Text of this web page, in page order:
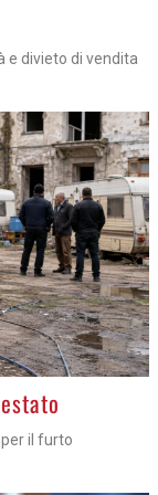
e divieto di vendita
il furto